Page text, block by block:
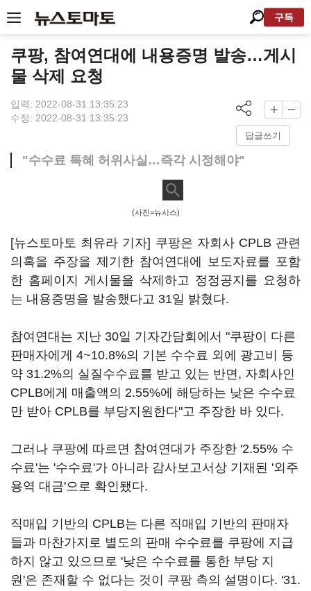
구독
쿠팡, 참여연대에 내용증명 발송…게시
물 삭제 요청
입력: 2022-08-31 13:35:23
수정: 2022-08-31 13:35:23
답글쓰기
"수수료 특혜 허위사실…즉각 시정해야"
(사진=뉴시스)
[뉴스토마토 최유라 기자] 쿠팡은 자회사 CPLB 관련
의혹을 주장을 제기한 참여연대에 보도자료를 포함
한 홈페이지 게시물을 삭제하고 정정공지를 요청하
는 내용증명을 발송했다고 31일 밝혔다.
참여연대는 지난 30일 기자간담회에서 "쿠팡이 다른
판매자에게 4~10.8%의 기본 수수료 외에 광고비 등
약 31.2%의 실질수수료를 받고 있는 반면, 자회사인
CPLB에게 매출액의 2.55%에 해당하는 낮은 수수료
만 받아 CPLB를 부당지원한다"고 주장한 바 있다.
그러나 쿠팡에 따르면 참여연대가 주장한 '2.55% 수
수료'는 '수수료'가 아니라 감사보고서상 기재된 '외주
용역 대금'으로 확인됐다.
직매입 기반의 CPLB는 다른 직매입 기반의 판매자
들과 마찬가지로 별도의 판매 수수료를 쿠팡에 지급
하지 않고 있으므로 '낮은 수수료를 통한 부당 지
원'은 존재할 수 없다는 것이 쿠팡 측의 설명이다. '31.